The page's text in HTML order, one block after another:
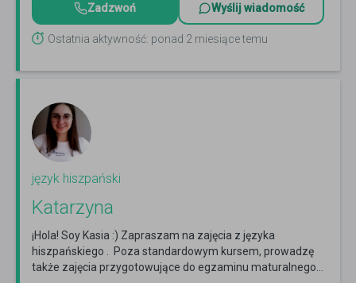
Zadzwoń Wyślij wiadomość
Ostatnia aktywność: ponad 2 miesiące temu
język hiszpański
Katarzyna
¡Hola! Soy Kasia :) Zapraszam na zajęcia z języka
hiszpańskiego . Poza standardowym kursem, prowadzę
także zajęcia przygotowujące do egzaminu maturalnego...